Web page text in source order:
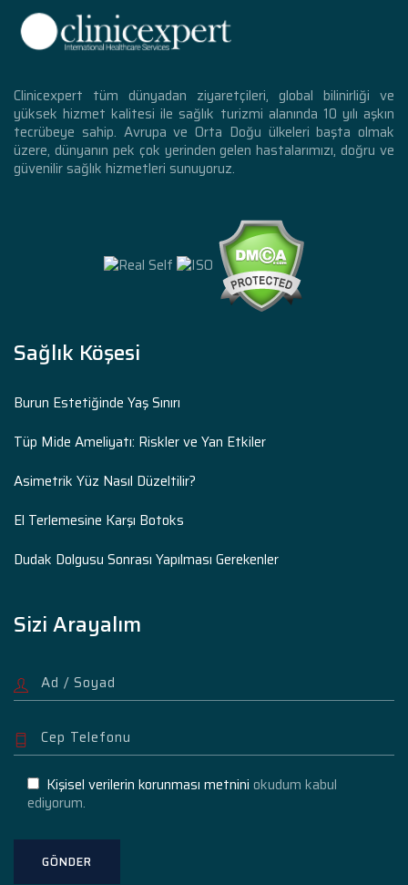
Clinicexpert tüm dünyadan ziyaretçileri, global bilinirliği ve
yüksek hizmet kalitesi ile sağlık turizmi alanında 10 yılı aşkın
tecrübeye sahip. Avrupa ve Orta Doğu ülkeleri başta olmak
üzere, dünyanın pek çok yerinden gelen hastalarımızı, doğru ve
güvenilir sağlık hizmetleri sunuyoruz.
Sağlık Köşesi
Burun Estetiğinde Yaş Sınırı
Tüp Mide Ameliyatı: Riskler ve Yan Etkiler
Asimetrik Yüz Nasıl Düzeltilir?
El Terlemesine Karşı Botoks
Dudak Dolgusu Sonrası Yapılması Gerekenler
Sizi Arayalım
Kişisel verilerin korunması metnini okudum kabul
ediyorum.